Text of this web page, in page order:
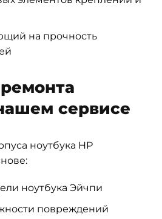
на прочность
сервисе
ноутбука HP
ноутбука Эйчпи
повреждений